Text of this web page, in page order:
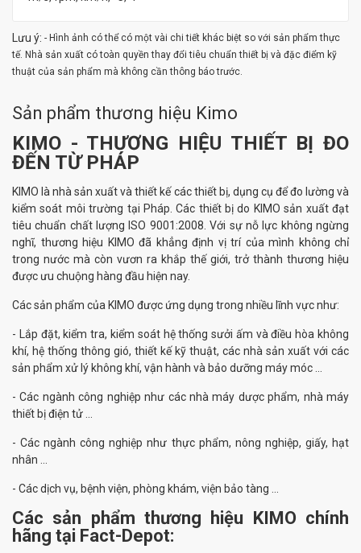
Lưu ý: - Hình ảnh có thể có một vài chi tiết khác biệt so với sản phẩm thực
tế. Nhà sản xuất có toàn quyền thay đổi tiêu chuẩn thiết bị và đặc điểm kỹ
thuật của sản phẩm mà không cần thông báo trước.
Sản phẩm thương hiệu Kimo
KIMO - THƯƠNG HIỆU THIẾT BỊ ĐO
ĐẾN TỪ PHÁP
KIMO là nhà sản xuất và thiết kế các thiết bị, dụng cụ để đo lường và
kiểm soát môi trường tại Pháp. Các thiết bị do KIMO sản xuất đạt
tiêu chuẩn chất lượng ISO 9001:2008. Với sự nỗ lực không ngừng
nghĩ, thương hiệu KIMO đã khẳng định vị trí của mình không chỉ
trong nước mà còn vươn ra khắp thế giới, trở thành thương hiệu
được ưu chuộng hàng đầu hiện nay.
Các sản phẩm của KIMO được ứng dụng trong nhiều lĩnh vực như:
- Lắp đặt, kiểm tra, kiểm soát hệ thống sưởi ấm và điều hòa không
khí, hệ thống thông gió, thiết kế kỹ thuật, các nhà sản xuất với các
sản phẩm xử lý không khí, vận hành và bảo dưỡng máy móc ...
- Các ngành công nghiệp như các nhà máy dược phẩm, nhà máy
thiết bị điện tử ...
- Các ngành công nghiệp như thực phẩm, nông nghiệp, giấy, hạt
nhân ...
- Các dịch vụ, bệnh viện, phòng khám, viện bảo tàng ...
Các sản phẩm thương hiệu KIMO chính
hãng tại Fact-Depot: